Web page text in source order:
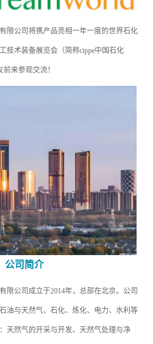
限公司将携产品亮相一年一度的世界石化
术装备展览会（简称cippe中国石化
来参观交流！
公司简介
限公司成立于2014年，总部在北京。公司
油与天然气、石化、炼化、电力、水利等
天然气的开采与开发、天然气处理与净